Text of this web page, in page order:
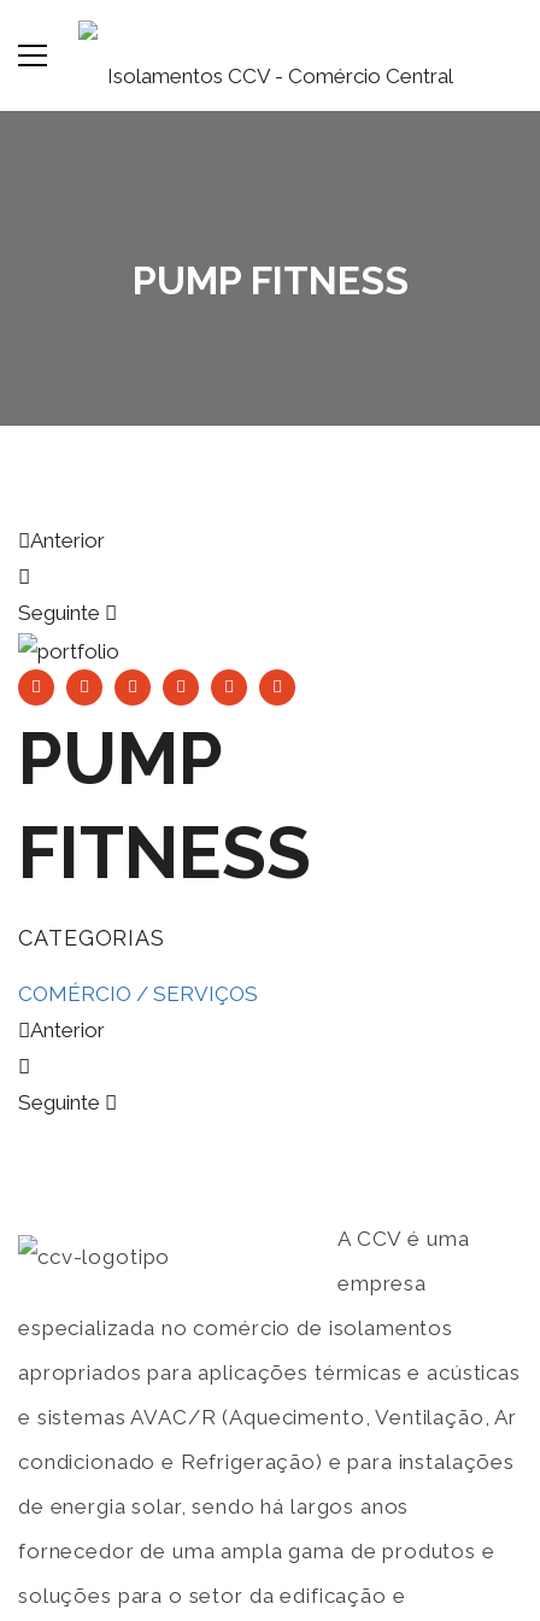
PUMP FITNESS
Anterior
Seguinte
PUMP
FITNESS
CATEGORIAS
COMÉRCIO / SERVIÇOS
Anterior
Seguinte
A CCV é uma
empresa
especializada no comércio de isolamentos
apropriados para aplicações térmicas e acústicas
e sistemas AVAC/R (Aquecimento, Ventilação, Ar
condicionado e Refrigeração) e para instalações
de energia solar, sendo há largos anos
fornecedor de uma ampla gama de produtos e
soluções para o setor da edificação e